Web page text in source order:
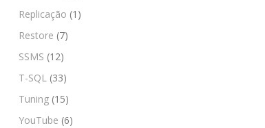
Replicação (1)
Restore (7)
SSMS (12)
T-SQL (33)
Tuning (15)
YouTube (6)